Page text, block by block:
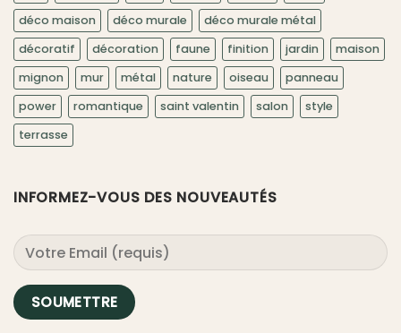
déco maison
déco murale
déco murale métal
décoratif
décoration faune finition jardin
maison
mignon
mur métal nature oiseau
panneau
power
romantique saint valentin salon
style
terrasse
INFORMEZ-VOUS DES NOUVEAUTÉS